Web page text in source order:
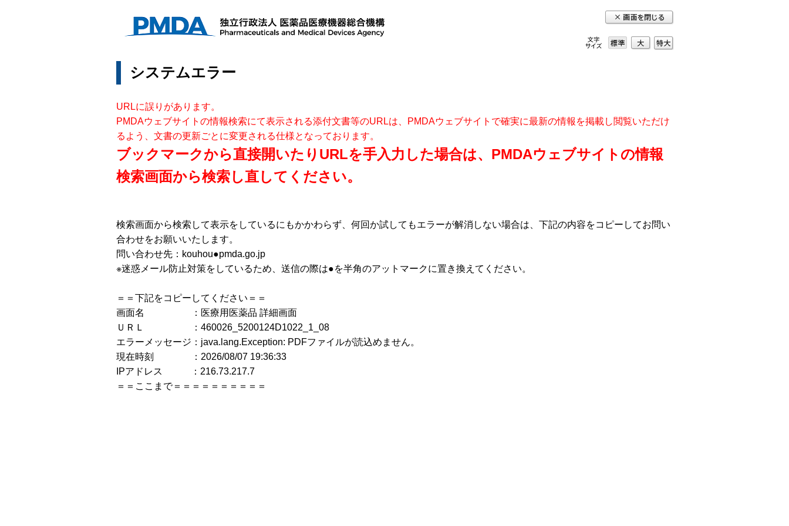
標準 大
特
大
システムエラー
URLに誤りがあります。
PMDAウェブサイトの情報検索にて表示される添付文書等のURLは、PMDAウェブサイトで確実に最新の情報を掲載し閲覧いただけ
るよう、文書の更新ごとに変更される仕様となっております。
ブックマークから直接開いたりURLを手入力した場合は、PMDAウェブサイトの情報
検索画面から検索し直してください。
検索画面から検索して表示をしているにもかかわらず、何回か試してもエラーが解消しない場合は、下記の内容をコピーしてお問い
合わせをお願いいたします。
問い合わせ先：kouhou●pmda.go.jp
※迷惑メール防止対策をしているため、送信の際は●を半角のアットマークに置き換えてください。
＝＝下記をコピーしてください＝＝
画面名 ：医療用医薬品 詳細画面
ＵＲＬ ：460026_5200124D1022_1_08
エラーメッセージ：java.lang.Exception: PDFファイルが読込めません。
現在時刻 ：2026/08/07 19:36:33
IPアドレス ：216.73.217.7
＝＝ここまで＝＝＝＝＝＝＝＝＝＝